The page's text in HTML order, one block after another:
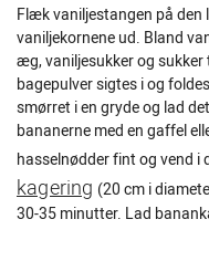
Flæk vaniljestangen på
vaniljekornene ud. Bland
æg, vaniljesukker og
bagepulver sigtes i og
smørret i en gryde og lad
bananerne med en gaffel
hasselnødder fint og vend i
kagering (20 cm i
30-35 minutter. Lad